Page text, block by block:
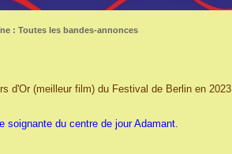
: Toutes les bandes-annonces
d'Or (meilleur film) du Festival de Berlin en 2023.
du centre de jour Adamant.